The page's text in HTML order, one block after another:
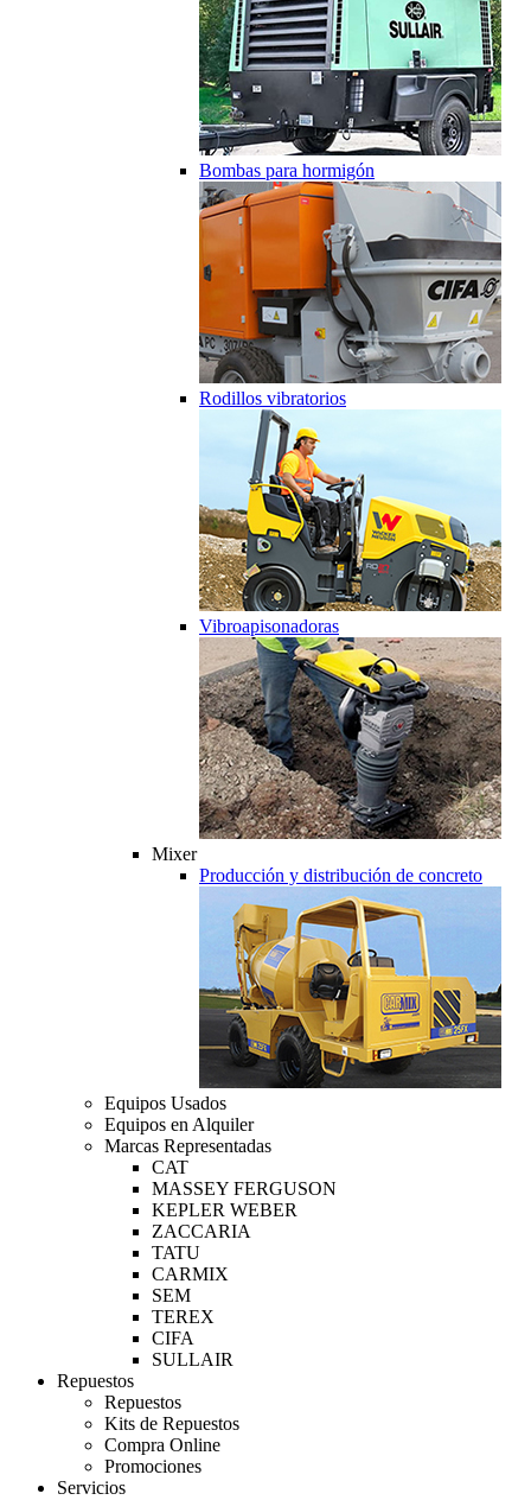
Bombas para hormigón
Rodillos vibratorios
Vibroapisonadoras
Mixer
Producción y distribución de concreto
Equipos Usados
Equipos en Alquiler
Marcas Representadas
CAT
MASSEY FERGUSON
KEPLER WEBER
ZACCARIA
TATU
CARMIX
SEM
TEREX
CIFA
SULLAIR
Repuestos
Repuestos
Kits de Repuestos
Compra Online
Promociones
Servicios